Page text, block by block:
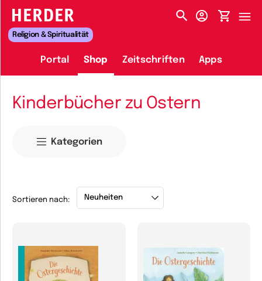
HERDER-MENÜ
Religion & Spiritualität
Portal Shop Zeitschriften Apps
Kinderbücher zu Ostern
Kategorien
Sortieren nach: